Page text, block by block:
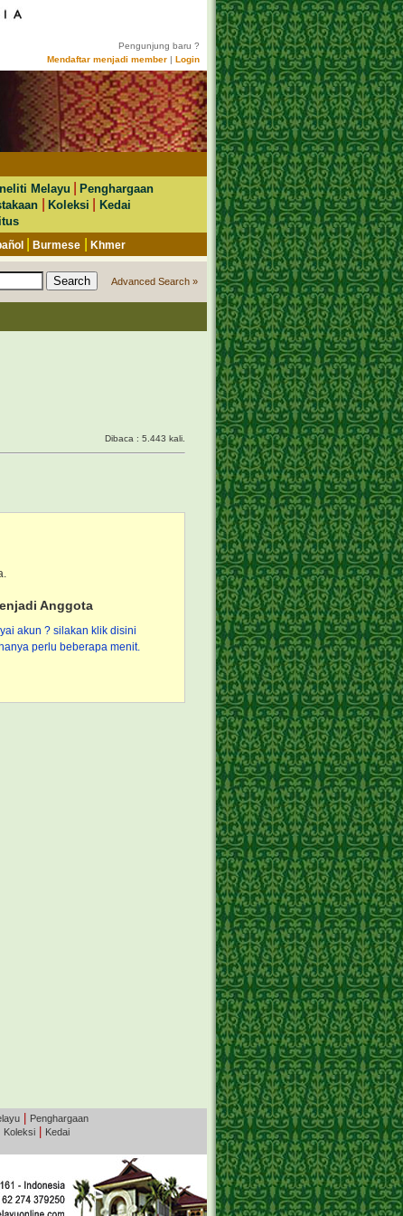
Pengunjung baru ?
Mendaftar menjadi member | Login
Melayu |Penghargaan
Koleksi
Kedai
|Burmese Khmer
Advanced Search »
Dibaca : 5.443 kali.
Anggota
akun ? silakan klik disini
perlu beberapa menit.
Penghargaan
Koleksi
Kedai